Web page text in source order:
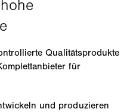
Qualitätsprodukte
für
und produzieren